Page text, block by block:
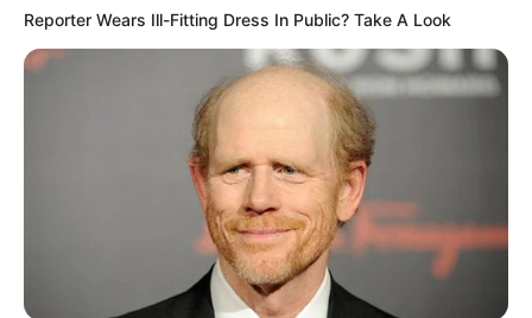
HBO Max.„Behawiorysta” – kiedy
Reporter Wears Ill-Fitting Dress In Public? Take A Look